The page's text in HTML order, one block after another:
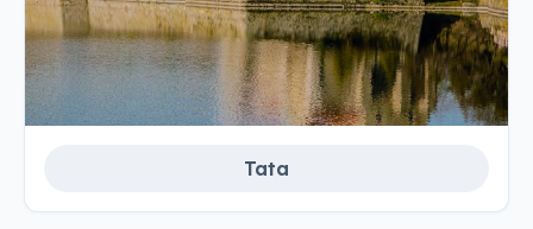
Tata